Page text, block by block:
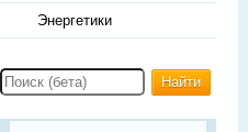
Энергетики
Найти